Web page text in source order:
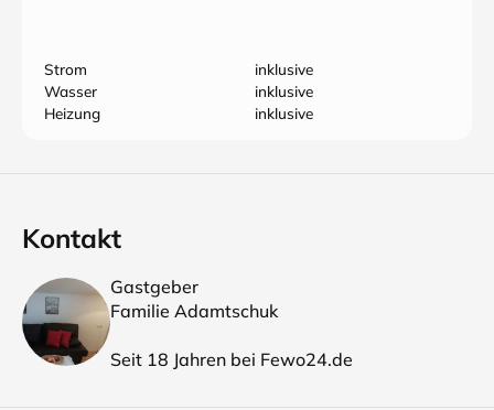
Strom
inklusive
Wasser
inklusive
Heizung
inklusive
Kontakt
Gastgeber
Familie Adamtschuk
Seit 18 Jahren bei Fewo24.de